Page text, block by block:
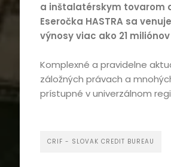
Domov
a inštalatérskym tovarom
Eseročka HASTRA sa
výnosy viac ako 21 miliónov
Komplexné a pravidelne
záložných právach a
prístupné v univerzálnom
CRIF - SLOVAK CREDIT BUREAU